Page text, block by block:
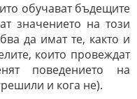
обучават бъдещите
значението на този
да имат те, както и
които провеждат
поведението на
и кога не).